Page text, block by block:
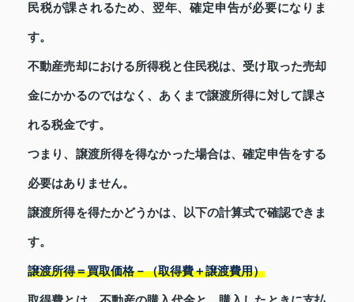
民税が課されるため、翌年、確定申告が必要になりま
す。
不動産売却における所得税と住民税は、受け取った売却
金にかかるのではなく、あくまで譲渡所得に対して課さ
れる税金です。
つまり、譲渡所得を得なかった場合は、確定申告をする
必要はありません。
譲渡所得を得たかどうかは、以下の計算式で確認できま
す。
譲渡所得＝買取価格－（取得費＋譲渡費用）